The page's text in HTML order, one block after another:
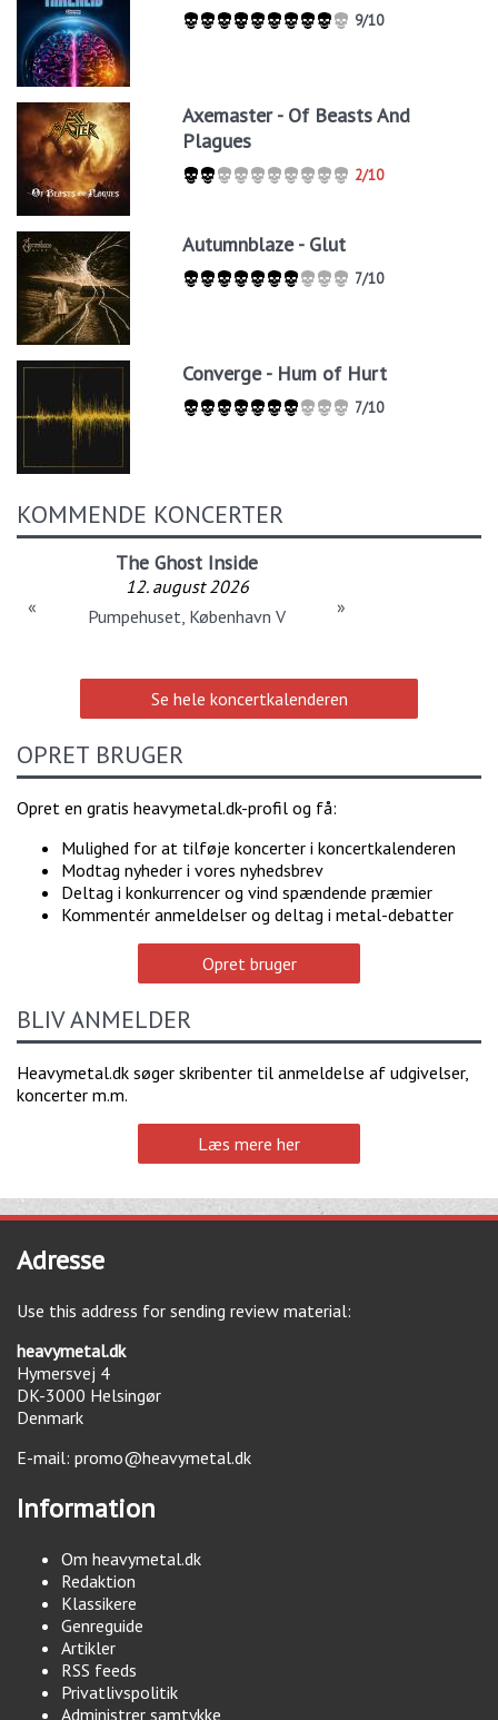
9/10
Axemaster - Of Beasts And
Plagues
2/10
Autumnblaze - Glut
7/10
Converge - Hum of Hurt
7/10
KOMMENDE KONCERTER
The Ghost Inside
12. august 2026
Pumpehuset, København V
« »
Se hele koncertkalenderen
OPRET BRUGER
Opret en gratis heavymetal.dk-profil og få:
Mulighed for at tilføje koncerter i koncertkalenderen
Modtag nyheder i vores nyhedsbrev
Deltag i konkurrencer og vind spændende præmier
Kommentér anmeldelser og deltag i metal-debatter
Opret bruger
BLIV ANMELDER
Heavymetal.dk søger skribenter til anmeldelse af udgivelser,
koncerter m.m.
Læs mere her
Adresse
Use this address for sending review material:
heavymetal.dk
Hymersvej 4
DK-3000 Helsingør
Denmark
E-mail: promo@heavymetal.dk
Information
Om heavymetal.dk
Redaktion
Klassikere
Genreguide
Artikler
RSS feeds
Privatlivspolitik
Administrer samtykke